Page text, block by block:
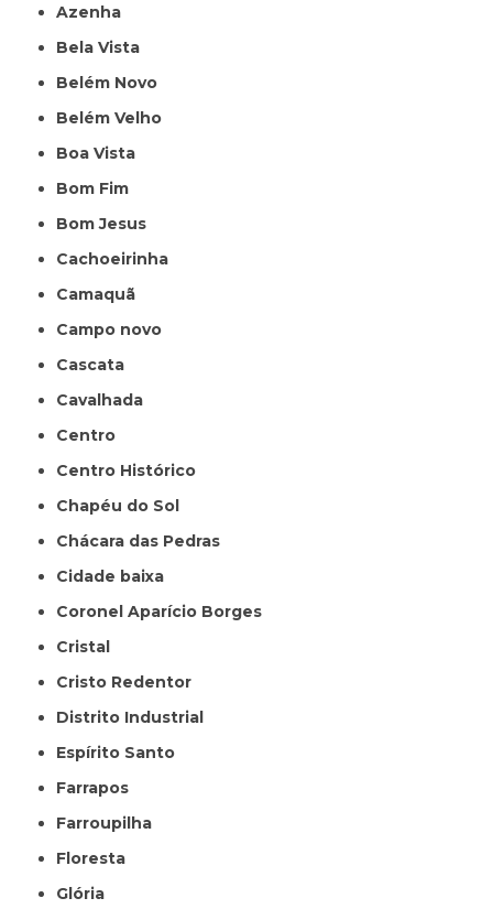
Azenha
Bela Vista
Belém Novo
Belém Velho
Boa Vista
Bom Fim
Bom Jesus
Cachoeirinha
Camaquã
Campo novo
Cascata
Cavalhada
Centro
Centro Histórico
Chapéu do Sol
Chácara das Pedras
Cidade baixa
Coronel Aparício Borges
Cristal
Cristo Redentor
Distrito Industrial
Espírito Santo
Farrapos
Farroupilha
Floresta
Glória